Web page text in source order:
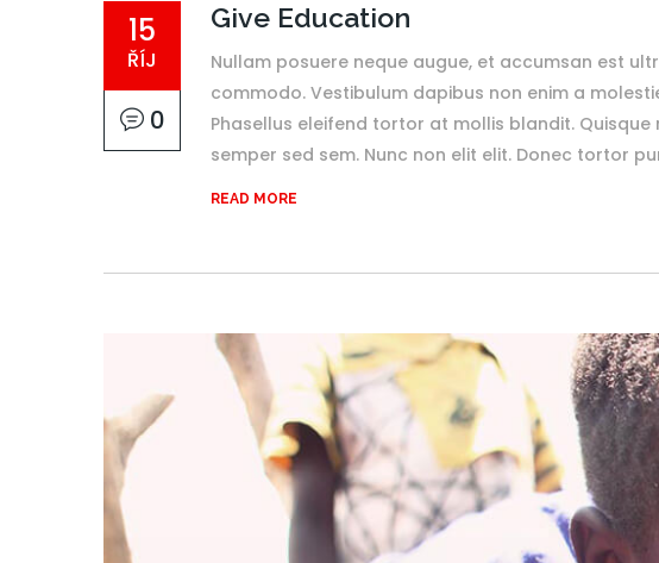
15
ŘÍJ
0
Give Education
Nullam posuere neque augue, et accumsan est
commodo. Vestibulum dapibus non enim a
Phasellus eleifend tortor at mollis blandit.
semper sed sem. Nunc non elit elit. Donec tortor
READ MORE